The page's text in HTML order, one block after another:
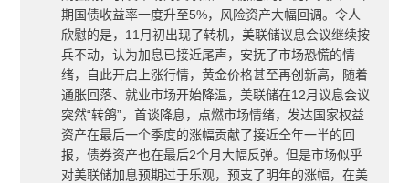
期国债收益率一度升至5%，风险资产大幅回调。令人
欣慰的是， 11 月初出现了转机，美联储议息会议继续按
兵不动，认为加息已接近尾声，安抚了市场恐慌的情
绪，自此开启上涨行情，黄金价格甚至再创新高，随着
通胀回落、就业市场开始降温，美联储在12月议息会议
突然“转鸽”，首谈降息，点燃市场情绪，发达国家权益
资产在最后一个季度的涨幅贡献了接近全年一半的回
报，债券资产也在最后2个月大幅反弹。但是市场似乎
对美联储加息预期过于乐观，预支了明年的涨幅，在美